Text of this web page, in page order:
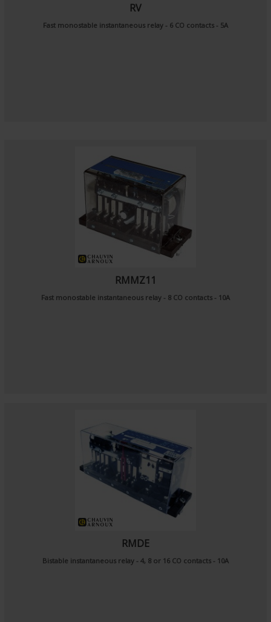
RV
Fast monostable instantaneous relay - 6 CO contacts - 5A
RMMZ11
Fast monostable instantaneous relay - 8 CO contacts - 10A
RMDE
Bistable instantaneous relay - 4, 8 or 16 CO contacts - 10A